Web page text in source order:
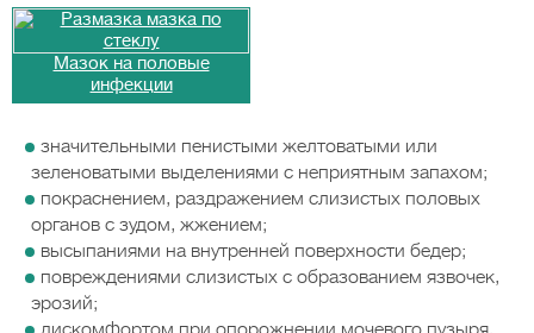
Мазок на половые
инфекции
значительными пенистыми желтоватыми или
зеленоватыми выделениями с неприятным запахом;
покраснением, раздражением слизистых половых
органов с зудом, жжением;
высыпаниями на внутренней поверхности бедер;
повреждениями слизистых с образованием язвочек,
эрозий;